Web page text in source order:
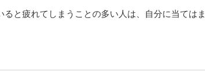
ると疲れてしまうことの多い人は、自分に当てはま